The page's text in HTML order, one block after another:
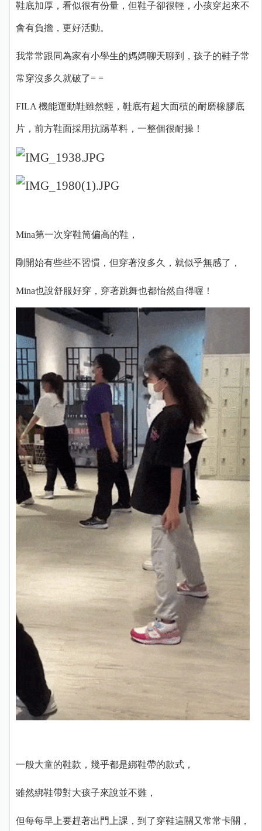
鞋底加厚，看似很有份量，但鞋子卻很輕，小孩穿起來不
會有負擔，更好活動。
我常常跟同為家有小學生的媽媽聊天聊到，孩子的鞋子常
常穿沒多久就破了= =
FILA 機能運動鞋雖然輕，鞋底有超大面積的耐磨橡膠底
片，前方鞋面採用抗踢革料，一整個很耐操！
Mina第一次穿鞋筒偏高的鞋，
剛開始有些些不習慣，但穿著沒多久，就似乎無感了，
Mina也說舒服好穿，穿著跳舞也都怡然自得喔！
一般大童的鞋款，幾乎都是綁鞋帶的款式，
雖然綁鞋帶對大孩子來說並不難，
但每每早上要趕著出門上課，到了穿鞋這關又常常卡關，